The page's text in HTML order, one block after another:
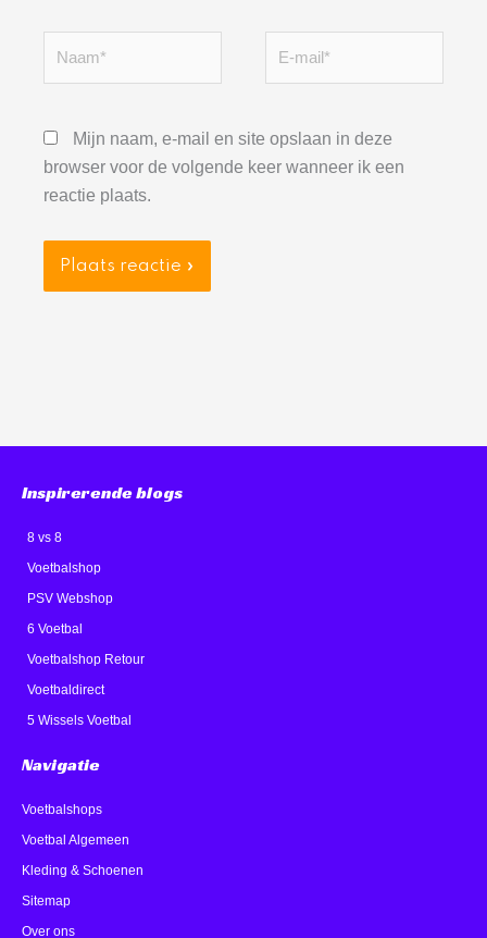
Mijn naam, e-mail en site opslaan in deze
browser voor de volgende keer wanneer ik een
reactie plaats.
Inspirerende blogs
8 vs 8
Voetbalshop
PSV Webshop
6 Voetbal
Voetbalshop Retour
Voetbaldirect
5 Wissels Voetbal
Navigatie
Voetbalshops
Voetbal Algemeen
Kleding & Schoenen
Sitemap
Over ons